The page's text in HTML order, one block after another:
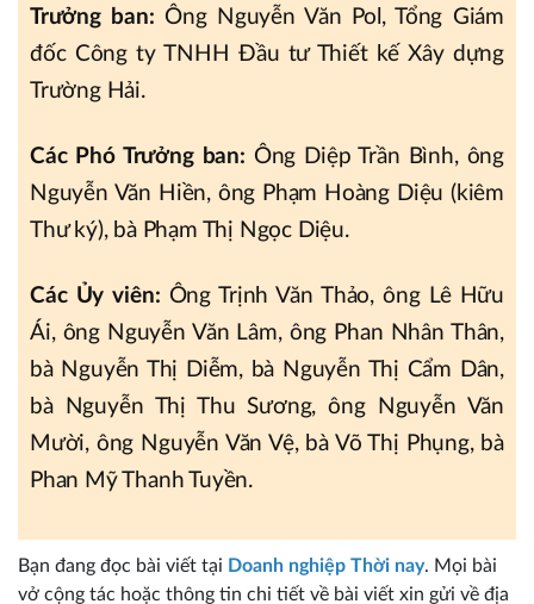
Trưởng ban: Ông Nguyễn Văn Pol, Tổng Giám
đốc Công ty TNHH Đầu tư Thiết kế Xây dựng
Trường Hải.
Các Phó Trưởng ban: Ông Diệp Trần Bình, ông
Nguyễn Văn Hiền, ông Phạm Hoàng Diệu (kiêm
Thư ký), bà Phạm Thị Ngọc Diệu.
Các Ủy viên: Ông Trịnh Văn Thảo, ông Lê Hữu
Ái, ông Nguyễn Văn Lâm, ông Phan Nhân Thân,
bà Nguyễn Thị Diễm, bà Nguyễn Thị Cẩm Dân,
bà Nguyễn Thị Thu Sương, ông Nguyễn Văn
Mười, ông Nguyễn Văn Vệ, bà Võ Thị Phụng, bà
Phan Mỹ Thanh Tuyền.
Bạn đang đọc bài viết tại Doanh nghiệp Thời nay. Mọi bài
vở cộng tác hoặc thông tin chi tiết về bài viết xin gửi về địa